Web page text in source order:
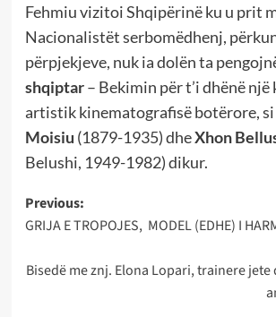
Fehmiu vizitoi Shqipërinë ku u prit
Nacionalistët serbomëdhenj,
përpjekjeve, nuk ia dolën ta
shqiptar – Bekimin për t’i dhënë
artistik kinematografisë botërore, si
Moisiu (1879-1935) dheXhon
Belushi, 1949-1982) dikur.
Post
navigation
Previous:
GRIJA E TROPOJES, MODEL (EDHE) I
Bisedë me znj. Elona Lopari, trainere